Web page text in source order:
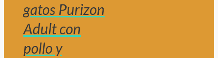
gatos Purizon
Adult con
pollo y